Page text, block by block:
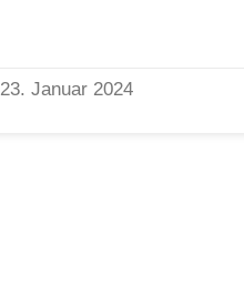
23. Januar 2024